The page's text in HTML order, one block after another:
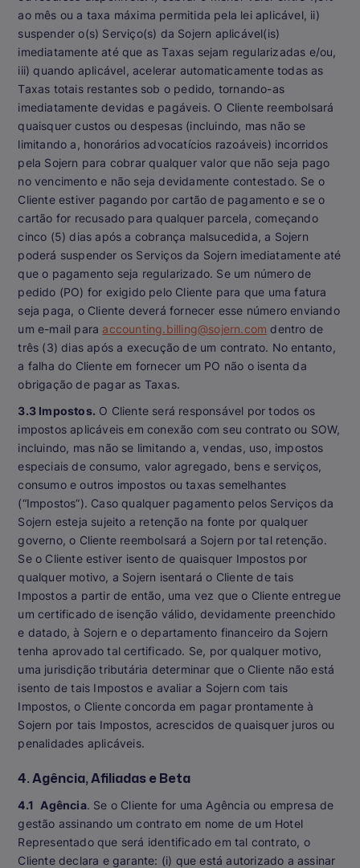
ao mês ou a taxa máxima permitida pela lei aplicável, ii)
suspender o(s) Serviço(s) da Sojern aplicável(is)
imediatamente até que as Taxas sejam regularizadas e/ou,
iii) quando aplicável, acelerar automaticamente todas as
Taxas totais restantes sob o pedido, tornando-as
imediatamente devidas e pagáveis. O Cliente reembolsará
quaisquer custos ou despesas (incluindo, mas não se
limitando a, honorários advocatícios razoáveis) incorridos
pela Sojern para cobrar qualquer valor que não seja pago
no vencimento e não seja devidamente contestado. Se o
Cliente estiver pagando por cartão de pagamento e se o
cartão for recusado para qualquer parcela, começando
cinco (5) dias após a cobrança malsucedida, a Sojern
poderá suspender os Serviços da Sojern imediatamente até
que o pagamento seja regularizado. Se um número de
pedido (PO) for exigido pelo Cliente para que uma fatura
seja paga, o Cliente deverá fornecer esse número enviando
um e-mail para accounting.billing@sojern.com dentro de
três (3) dias após a execução de um contrato. No entanto,
a falha do Cliente em fornecer um PO não o isenta da
obrigação de pagar as Taxas.
3.3 Impostos. O Cliente será responsável por todos os
impostos aplicáveis em conexão com seu contrato ou SOW,
incluindo, mas não se limitando a, vendas, uso, impostos
especiais de consumo, valor agregado, bens e serviços,
consumo e outros impostos ou taxas semelhantes
(“Impostos”). Caso qualquer pagamento pelos Serviços da
Sojern esteja sujeito a retenção na fonte por qualquer
governo, o Cliente reembolsará a Sojern por tal retenção.
Se o Cliente estiver isento de quaisquer Impostos por
qualquer motivo, a Sojern isentará o Cliente de tais
Impostos a partir de então, uma vez que o Cliente entregue
um certificado de isenção válido, devidamente preenchido
e datado, à Sojern e o departamento financeiro da Sojern
tenha aprovado tal certificado. Se, por qualquer motivo,
uma jurisdição tributária determinar que o Cliente não está
isento de tais Impostos e avaliar a Sojern com tais
Impostos, o Cliente concorda em pagar prontamente à
Sojern por tais Impostos, acrescidos de quaisquer juros ou
penalidades aplicáveis.
4. Agência, Afiliadas e Beta
4.1 Agência. Se o Cliente for uma Agência ou empresa de
gestão assinando um contrato em nome de um Hotel
Representado que será identificado em tal contrato, o
Cliente declara e garante: (i) que está autorizado a assinar